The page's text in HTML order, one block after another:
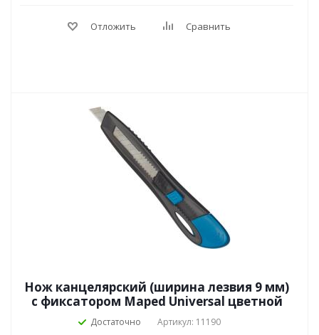
Отложить Сравнить
Нож канцелярский (ширина лезвия 9 мм)
с фиксатором Maped Universal цветной
Достаточно Артикул: 11190